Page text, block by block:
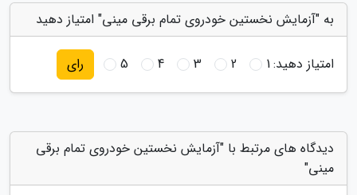
به "آزمایش نخستین خودروی تمام برقی مینی" امتیاز دهید
امتیاز دهید:1
2
3
4
5 رای
دیدگاه های مرتبط با "آزمایش نخستین خودروی تمام برقی
مینی"